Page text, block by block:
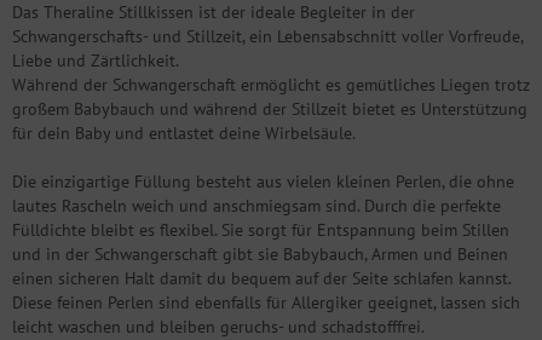
Das Theraline Stillkissen ist der ideale Begleiter in der
Schwangerschafts- und Stillzeit, ein Lebensabschnitt voller Vorfreude,
Liebe und Zärtlichkeit.
Während der Schwangerschaft ermöglicht es gemütliches Liegen trotz
großem Babybauch und während der Stillzeit bietet es Unterstützung
für dein Baby und entlastet deine Wirbelsäule.
Die einzigartige Füllung besteht aus vielen kleinen Perlen, die ohne
lautes Rascheln weich und anschmiegsam sind. Durch die perfekte
Fülldichte bleibt es flexibel. Sie sorgt für Entspannung beim Stillen
und in der Schwangerschaft gibt sie Babybauch, Armen und Beinen
einen sicheren Halt damit du bequem auf der Seite schlafen kannst.
Diese feinen Perlen sind ebenfalls für Allergiker geeignet, lassen sich
leicht waschen und bleiben geruchs- und schadstofffrei.